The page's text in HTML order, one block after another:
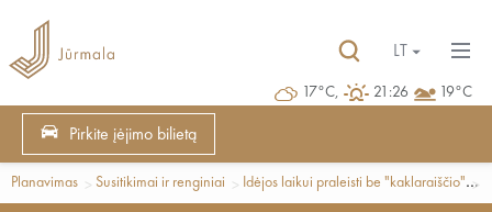
17°C, 21:26 19°C
LT
Pirkite įėjimo bilietą
Planavimas Susitikimai ir renginiai Idėjos laikui praleisti be "kaklaraiščio"